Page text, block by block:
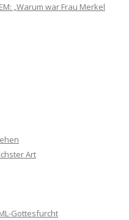
„Warum war Frau Merkel
Art
Gottesfurcht